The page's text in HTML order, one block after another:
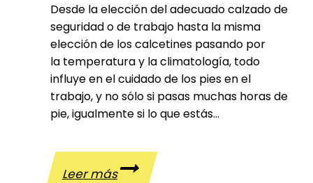
Desde la elección del adecuado calzado de
seguridad o de trabajo hasta la misma
elección de los calcetines pasando por
la temperatura y la climatología, todo
influye en el cuidado de los pies en el
trabajo, y no sólo si pasas muchas horas de
pie, igualmente si lo que estás…
Leer másCuidado